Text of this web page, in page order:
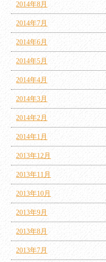
2014年8月
2014年7月
2014年6月
2014年5月
2014年4月
2014年3月
2014年2月
2014年1月
2013年12月
2013年11月
2013年10月
2013年9月
2013年8月
2013年7月